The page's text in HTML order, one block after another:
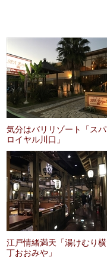
気分はバリリゾート「スパ
ロイヤル川口」
江戸情緒満天「湯けむり横
丁おおみや」